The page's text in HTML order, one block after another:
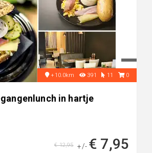
+10.0km 391 11 0
in hartje
+/- € 7,95
€ 12,95